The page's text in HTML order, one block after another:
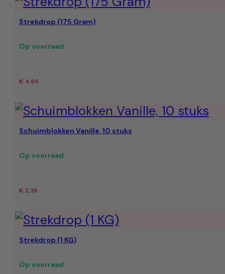
was:
€ 9,95.
is:
€ 7,49.
Strekdrop (175 Gram)
Op voorraad
€ 4,95
Schuimblokken Vanille, 10 stuks
Op voorraad
€ 2,35
Strekdrop (1 KG)
Op voorraad